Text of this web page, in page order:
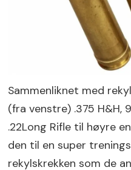
Sammenliknet med
(fra venstre) .375 H&H,
.22Long Rifle til høyre
den til en super
rekylskrekken som de